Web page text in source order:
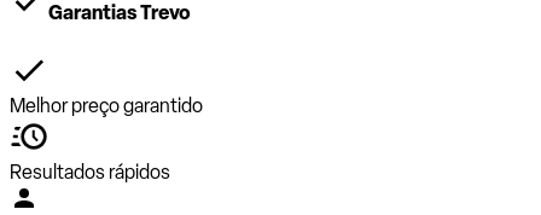
Garantias Trevo
Melhor preço garantido
Resultados rápidos